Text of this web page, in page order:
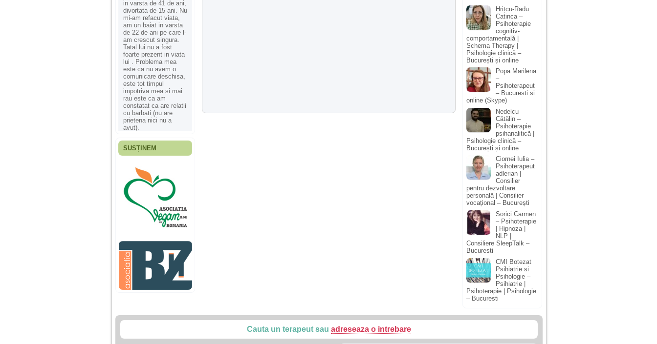
in varsta de 41 de ani,
divortata de 15 ani. Nu
mi-am refacut viata,
am un baiat in varsta
de 22 de ani pe care l-
am crescut singura.
Tatal lui nu a fost
foarte prezent in viata
lui . Problema mea
este ca nu avem o
comunicare deschisa,
este tot timpul
impotriva mea si mai
rau este ca am
constatat ca are relatii
cu barbati (nu are
prietena nici nu a
avut).
Fiica mea s-a nascut
ani, privind in urma
realizez cat de multe
greseli am facut in
educatia si cresterea
ei, am fost o mama
egoista, preocupata
de implinirea
profesionala, cand ea
era mica am neglijat-
agresiva, orice
greseala era taxata cu
o palma sau pedepse.
De 4 ani am o relatie
serioasa cu un barbat
sa se manifeste o
SUSȚINEM
Hrițcu-Radu
Catinca –
Psihoterapie
cognitiv-
comportamentală |
Schema Therapy |
Psihologie clinică –
București și online
Popa Marilena
–
Psihoterapeut
– Bucuresti si
online (Skype)
Nedelcu
Cătălin –
Psihoterapie
psihanalitică |
Psihologie clinică –
București și online
Ciornei Iulia –
Psihoterapeut
adlerian |
Consilier
pentru dezvoltare
personală | Consilier
vocațional – București
Sorici Carmen
– Psihoterapie
| Hipnoza |
NLP |
Consiliere SleepTalk –
Bucuresti
CMI Botezat
Psihiatrie si
Psihologie –
Psihiatrie |
Psihoterapie | Psihologie
– Bucuresti
Cauta un terapeut sau adreseaza o intrebare